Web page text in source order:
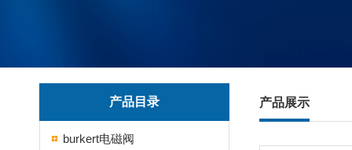
产品目录
burkert电磁阀
产品展示